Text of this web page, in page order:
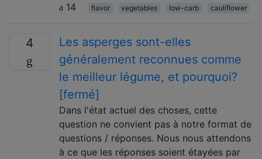
14
flavor vegetables low-carb cauliflower
4
Les asperges sont-elles
généralement reconnues comme
le meilleur légume, et pourquoi?
[fermé]
Dans l'état actuel des choses, cette
question ne convient pas à notre format de
questions / réponses. Nous nous attendons
à ce que les réponses soient étayées par